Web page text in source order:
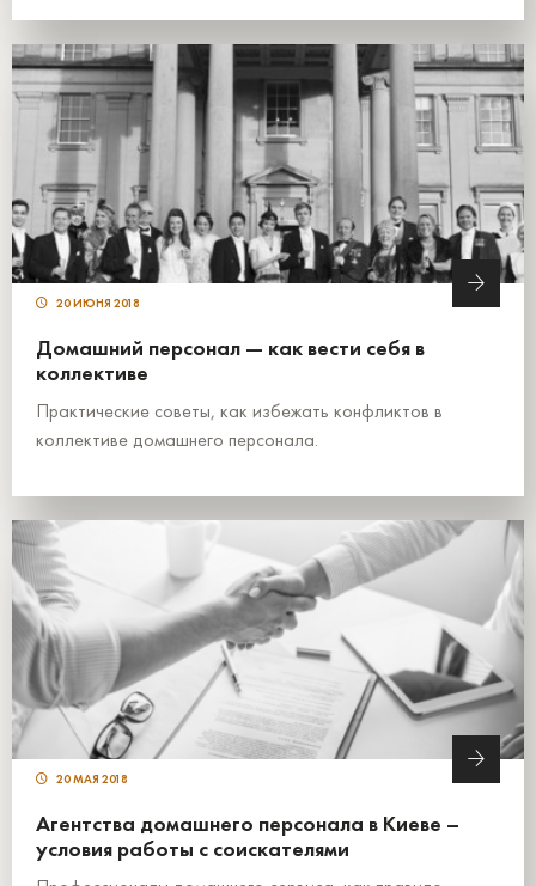
20 ИЮНЯ 2018
Домашний персонал — как вести себя в
коллективе
Практические советы, как избежать конфликтов в
коллективе домашнего персонала.
20 МАЯ 2018
Агентства домашнего персонала в Киеве –
условия работы с соискателями